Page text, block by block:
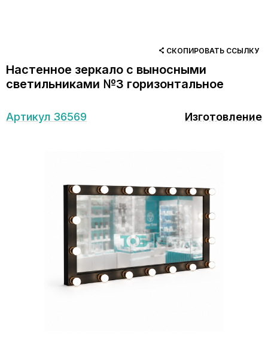
СКОПИРОВАТЬ ССЫЛКУ
Настенное зеркало с выносными
светильниками №3 горизонтальное
Артикул 36569 Изготовление